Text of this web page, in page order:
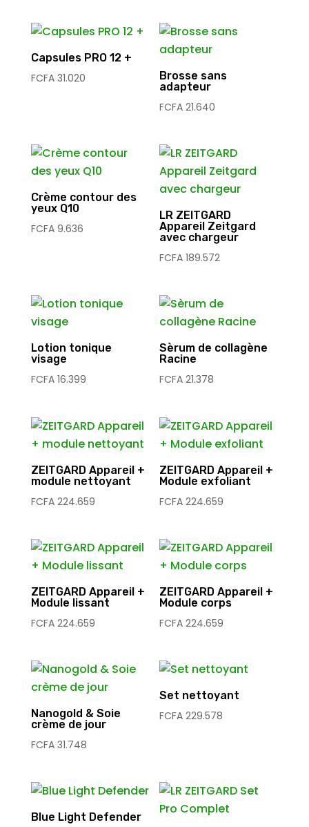
Capsules PRO 12 +
FCFA31.020
Brosse sans
adapteur
FCFA 21.640
Crème contour des
yeux Q10
FCFA9.636
LR ZEITGARD
Appareil Zeitgard
avec chargeur
FCFA 189.572
Lotion tonique
visage
FCFA16.399
Sèrum de collagène
Racine
FCFA 21.378
ZEITGARD Appareil +
module nettoyant
FCFA224.659
ZEITGARD Appareil +
Module exfoliant
FCFA 224.659
ZEITGARD Appareil +
Module lissant
FCFA224.659
ZEITGARD Appareil +
Module corps
FCFA 224.659
Nanogold & Soie
crème de jour
FCFA31.748
Set nettoyant
FCFA 229.578
Blue Light Defender